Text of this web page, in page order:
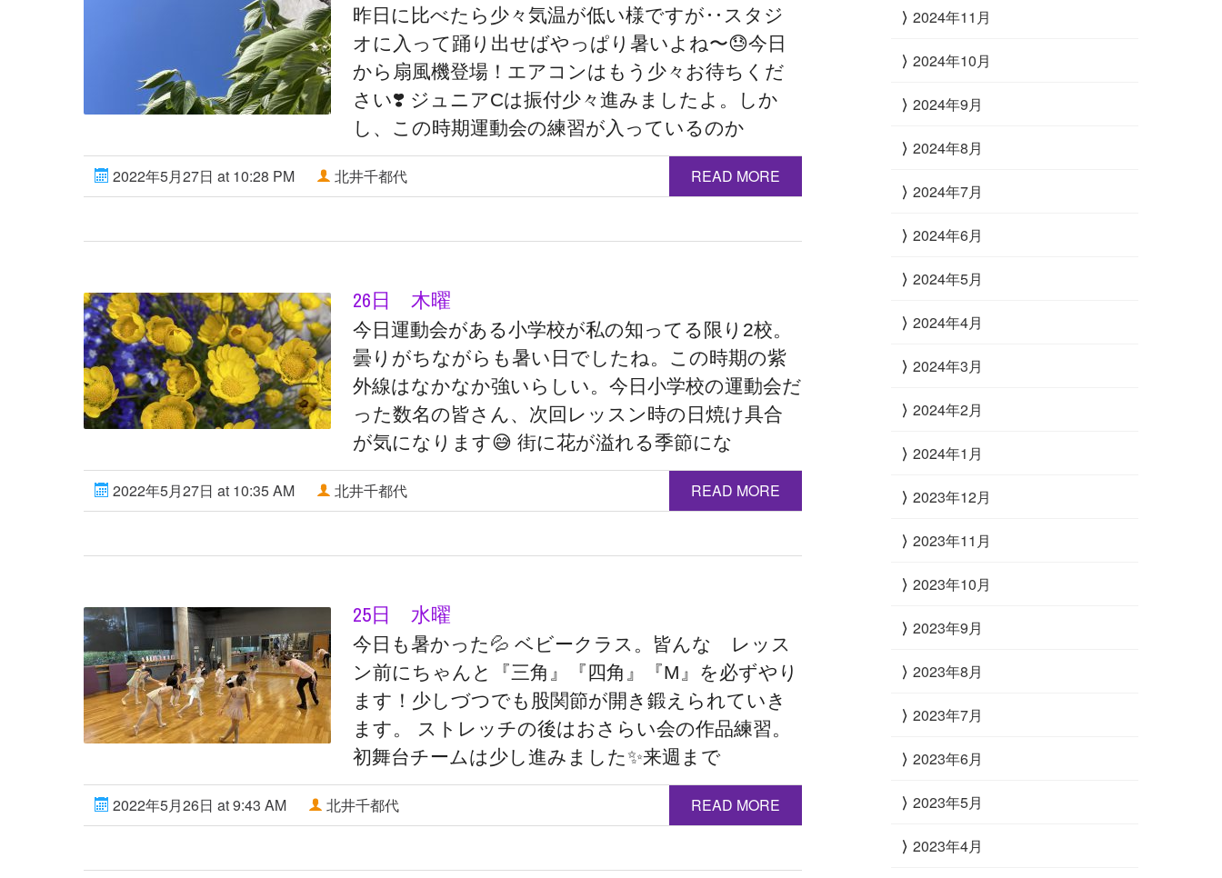
昨日に比べたら少々気温が低い様ですが‥スタジ
オに入って踊り出せばやっぱり暑いよね〜😓今日
から扇風機登場！エアコンはもう少々お待ちくだ
さい❣️ ジュニアCは振付少々進みましたよ。しか
し、この時期運動会の練習が入っているのか
2022年5月27日 at 10:28 PM 北井千都代 READ MORE
26日 木曜
今日運動会がある小学校が私の知ってる限り2校。
曇りがちながらも暑い日でしたね。この時期の紫
外線はなかなか強いらしい。今日小学校の運動会だ
った数名の皆さん、次回レッスン時の日焼け具合
が気になります😅 街に花が溢れる季節にな
2022年5月27日 at 10:35 AM 北井千都代 READ MORE
25日 水曜
今日も暑かった💦 ベビークラス。皆んな レッス
ン前にちゃんと『三角』『四角』『M』を必ずやり
ます！少しづつでも股関節が開き鍛えられていき
ます。 ストレッチの後はおさらい会の作品練習。
初舞台チームは少し進みました✨来週まで
2022年5月26日 at 9:43 AM 北井千都代 READ MORE
2024年11月
2024年10月
2024年9月
2024年8月
2024年7月
2024年6月
2024年5月
2024年4月
2024年3月
2024年2月
2024年1月
2023年12月
2023年11月
2023年10月
2023年9月
2023年8月
2023年7月
2023年6月
2023年5月
2023年4月